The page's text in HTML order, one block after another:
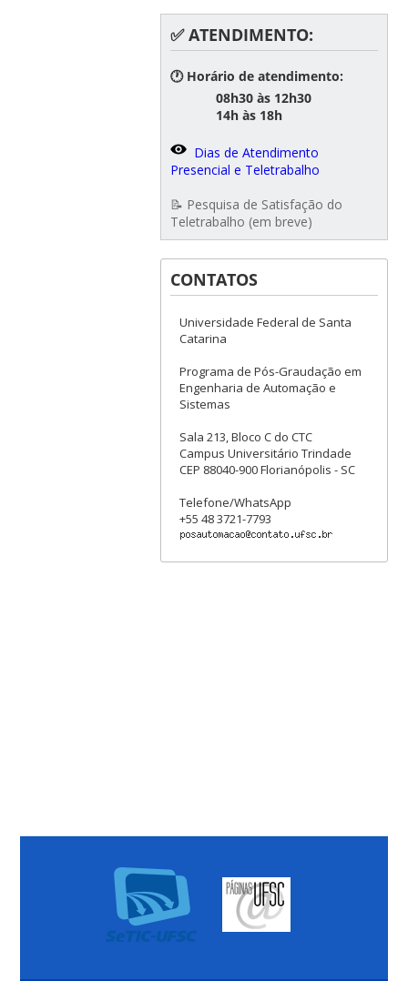
✅ ATENDIMENTO:
🕐 Horário de atendimento:
08h30 às 12h30
14h às 18h
Dias de Atendimento
Presencial e Teletrabalho
📝 Pesquisa de Satisfação do
Teletrabalho (em breve)
CONTATOS
Universidade Federal de Santa
Catarina
Programa de Pós-Graudação em
Engenharia de Automação e
Sistemas
Sala 213, Bloco C do CTC
Campus Universitário Trindade
CEP 88040-900 Florianópolis - SC
Telefone/WhatsApp
+55 48 3721-7793